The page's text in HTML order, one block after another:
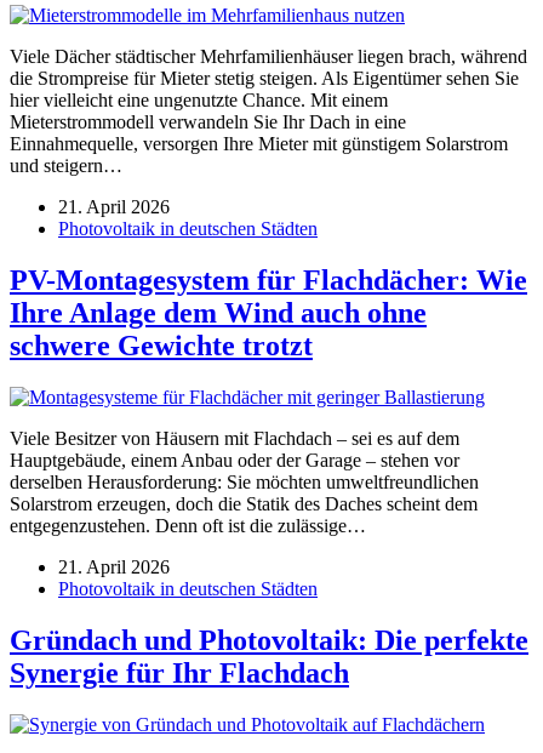
Viele Dächer städtischer Mehrfamilienhäuser liegen brach, während
die Strompreise für Mieter stetig steigen. Als Eigentümer sehen Sie
hier vielleicht eine ungenutzte Chance. Mit einem
Mieterstrommodell verwandeln Sie Ihr Dach in eine
Einnahmequelle, versorgen Ihre Mieter mit günstigem Solarstrom
und steigern…
21. April 2026
Photovoltaik in deutschen Städten
PV-Montagesystem für Flachdächer: Wie
Ihre Anlage dem Wind auch ohne
schwere Gewichte trotzt
Viele Besitzer von Häusern mit Flachdach – sei es auf dem
Hauptgebäude, einem Anbau oder der Garage – stehen vor
derselben Herausforderung: Sie möchten umweltfreundlichen
Solarstrom erzeugen, doch die Statik des Daches scheint dem
entgegenzustehen. Denn oft ist die zulässige…
21. April 2026
Photovoltaik in deutschen Städten
Gründach und Photovoltaik: Die perfekte
Synergie für Ihr Flachdach